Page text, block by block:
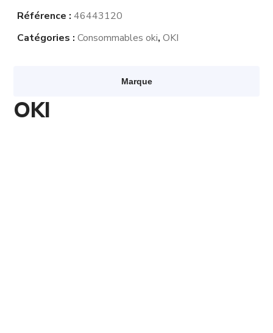
Référence :46443120
Catégories :Consommables oki,OKI
Marque
OKI